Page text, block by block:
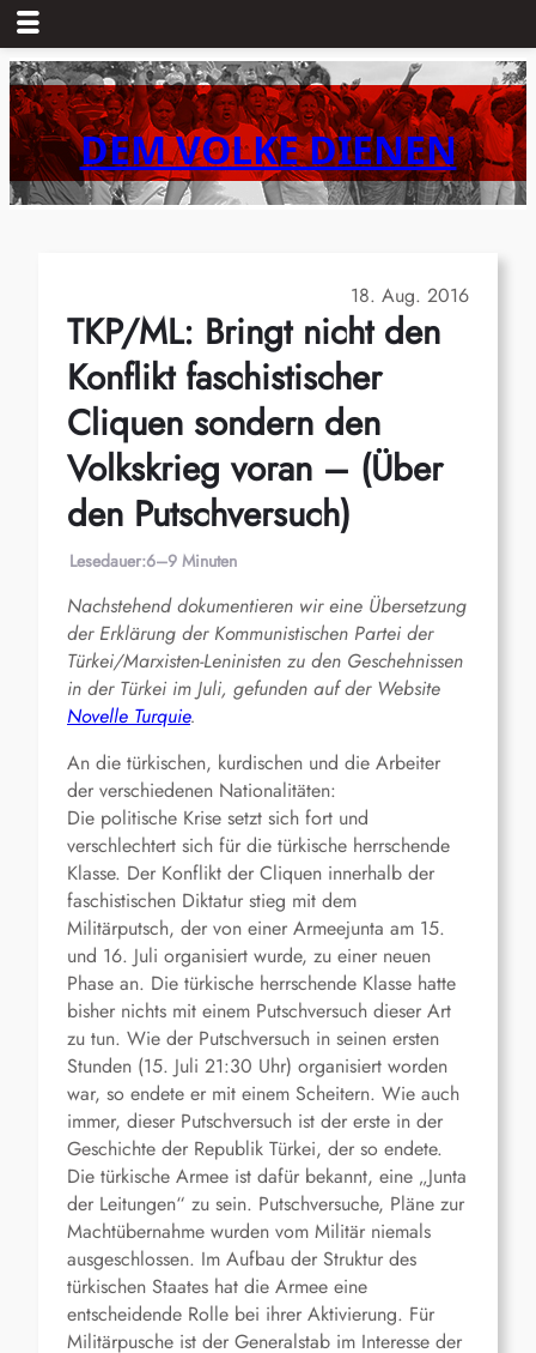
Zum
Inhalt
springenDEM VOLKE DIENEN
18. Aug. 2016
TKP/ML: Bringt nicht den
Konflikt faschistischer
Cliquen sondern den
Volkskrieg voran – (Über
den Putschversuch)
Lesedauer:6–9 Minuten
Nachstehend dokumentieren wir eine Übersetzung
der Erklärung der Kommunistischen Partei der
Türkei/Marxisten-Leninisten zu den Geschehnissen
in der Türkei im Juli, gefunden auf der Website
Novelle Turquie.
An die türkischen, kurdischen und die Arbeiter
der verschiedenen Nationalitäten:
Die politische Krise setzt sich fort und
verschlechtert sich für die türkische herrschende
Klasse. Der Konflikt der Cliquen innerhalb der
faschistischen Diktatur stieg mit dem
Militärputsch, der von einer Armeejunta am 15.
und 16. Juli organisiert wurde, zu einer neuen
Phase an. Die türkische herrschende Klasse hatte
bisher nichts mit einem Putschversuch dieser Art
zu tun. Wie der Putschversuch in seinen ersten
Stunden (15. Juli 21:30 Uhr) organisiert worden
war, so endete er mit einem Scheitern. Wie auch
immer, dieser Putschversuch ist der erste in der
Geschichte der Republik Türkei, der so endete.
Die türkische Armee ist dafür bekannt, eine „Junta
der Leitungen“ zu sein. Putschversuche, Pläne zur
Machtübernahme wurden vom Militär niemals
ausgeschlossen. Im Aufbau der Struktur des
türkischen Staates hat die Armee eine
entscheidende Rolle bei ihrer Aktivierung. Für
Militärpusche ist der Generalstab im Interesse der